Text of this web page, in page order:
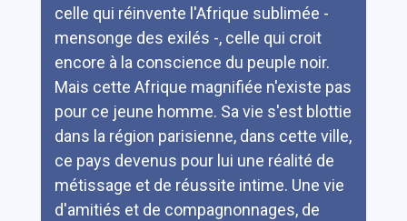
celle qui réinvente l'Afrique sublimée -
mensonge des exilés -, celle qui croit
encore à la conscience du peuple noir.
Mais cette Afrique magnifiée n'existe pas
pour ce jeune homme. Sa vie s'est blottie
dans la région parisienne, dans cette ville,
ce pays devenus pour lui une réalité de
métissage et de réussite intime. Une vie
d'amitiés et de compagnonnages, de